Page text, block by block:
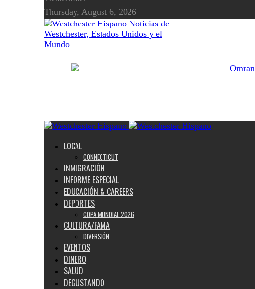
Thursday, August 6, 2026
Noticias de
Westchester, Estados Unidos y el
Mundo
LOCAL
CONNECTICUT
INMIGRACIÓN
INFORME ESPECIAL
EDUCACIÓN & CAREERS
DEPORTES
COPA MUNDIAL 2026
CULTURA/FAMA
DIVERSIÓN
EVENTOS
DINERO
SALUD
DEGUSTANDO